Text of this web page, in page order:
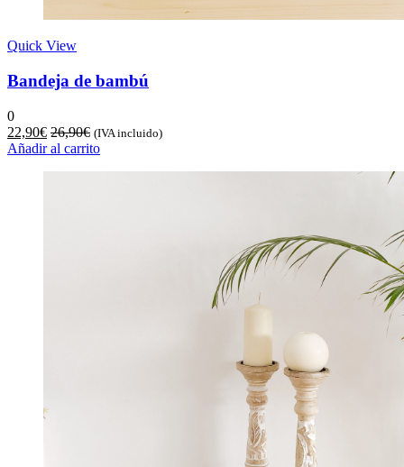
Quick View
Bandeja de bambú
0
22,90€ 26,90€ (IVA incluido)
Añadir al carrito